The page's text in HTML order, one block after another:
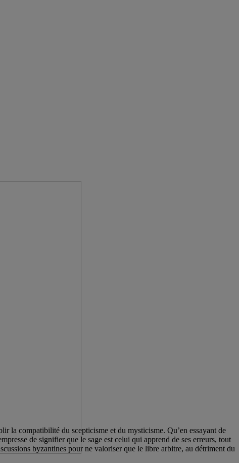
la compatibilité du scepticisme et du mysticisme. Qu’en essayant de
de signifier que le sage est celui qui apprend de ses erreurs, tout
byzantines pour ne valoriser que le libre arbitre, au détriment du